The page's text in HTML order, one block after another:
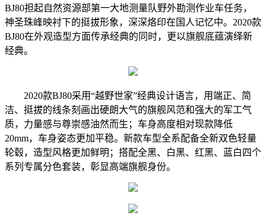
BJ80担起自然资源部第一大地测量队野外勘测作业车任务，
神圣珠峰映衬下的挺拔形象，深深烙印在国人记忆中。2020款
BJ80在外观造型方面传承经典的同时，更以旗舰底蕴演绎新
经典。
2020款BJ80采用“越野世家”经典设计语言，用端正、简
洁、挺拔的线条刻画出硬朗大气的旗舰风范和强大的军工气
质，力量感与尊崇感油然而生；车身高度相对现款降低
20mm，车身姿态更加平稳。新款车型全系配备全新双色轻量
轮毂，造型风格更加鲜明；搭配全黑、白黑、红黑、蓝白四个
系列专属分色套装，彰显高端旗舰身份。